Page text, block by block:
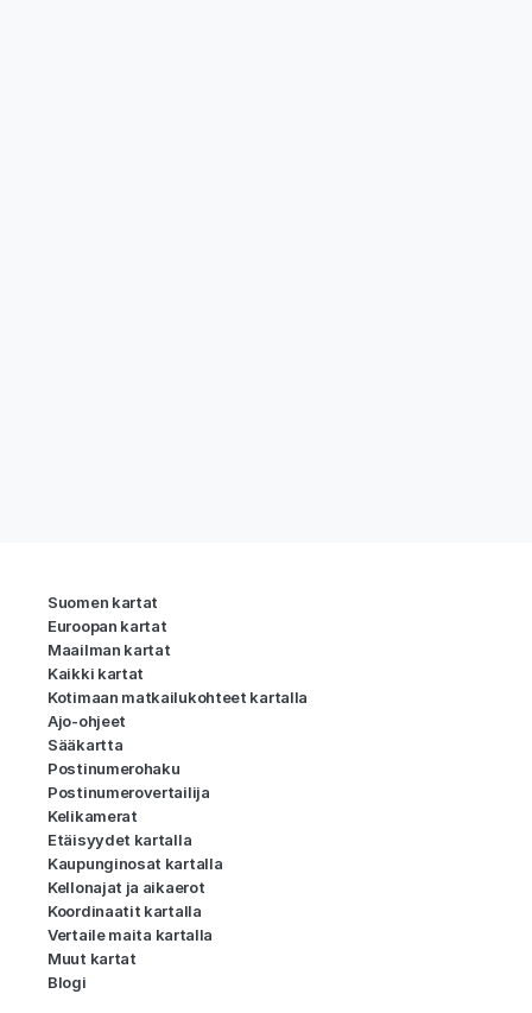
Suomen kartat
Euroopan kartat
Maailman kartat
Kaikki kartat
Kotimaan matkailukohteet kartalla
Ajo-ohjeet
Sääkartta
Postinumerohaku
Postinumerovertailija
Kelikamerat
Etäisyydet kartalla
Kaupunginosat kartalla
Kellonajat ja aikaerot
Koordinaatit kartalla
Vertaile maita kartalla
Muut kartat
Blogi